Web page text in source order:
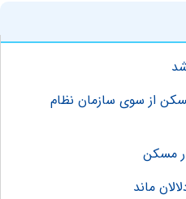
از سوی سازمان نظام
مسکن
ماند